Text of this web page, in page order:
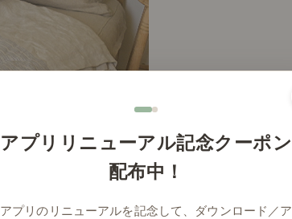
アプリリニューアル記念クーポン
配布中！
アプリのリニューアルを記念して、ダウンロード／ア